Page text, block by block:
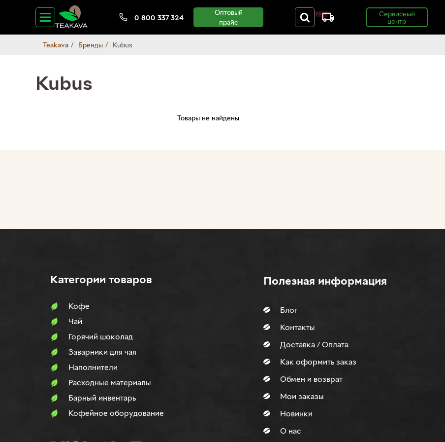
0 800 337 324
Оптовый
прайс
Сервисный
центр
Teakava Бренды Kubus
Kubus
Товары не найдены
Категории товаров
Кофе
Чай
Горячий шоколад
Заварники для чая
Наполнители
Расходные материалы
Барный инвентарь
Кофейное оборудование
Полезная информация
Блог
Контакты
Доставка / Оплата
Как оформить заказ
Обмен и возврат
Мои заказы
Новинки
О нас